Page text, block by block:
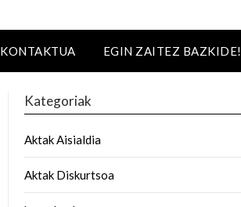
KONTAKTUA EGIN ZAITEZ BAZKIDE!
Kategoriak
Aktak Aisialdia
Aktak Diskurtsoa